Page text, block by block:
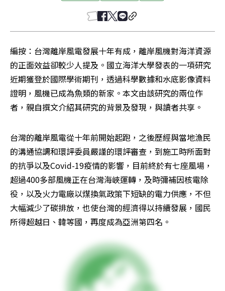
編按：台灣離岸風電發展十年有成，離岸風機對海洋資源
的正面效益卻較少人提及。國立海洋大學發表的一項研究
近期獲登於國際學術期刊，透過科學數據和水底影像資料
證明，風機已成為魚類的新家。本文由該研究的兩位作
者，親自撰文介紹其研究的背景及發現，與讀者共享。
台灣的離岸風電從十年前開始起跑，之後歷經與當地漁民
的溝通協調和環評委員嚴謹的環評審查，到施工時所面對
的抗爭以及Covid-19疫情的影響，目前終於有七座風場，
超過400多部風機正在台灣海峽運轉，及時彌補因核電除
役，以及火力電廠以煤換氣政策下短缺的電力供應，不但
大幅減少了碳排放，也使台灣的經濟得以持續發展，國民
所得超越日、韓等國，再度成為亞洲第四名。